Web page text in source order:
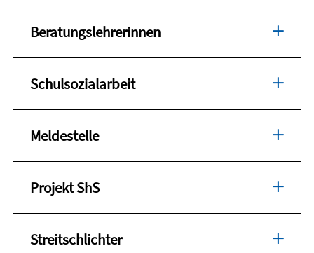
Beratungslehrerinnen
Schulsozialarbeit
Meldestelle
Projekt ShS
Streitschlichter